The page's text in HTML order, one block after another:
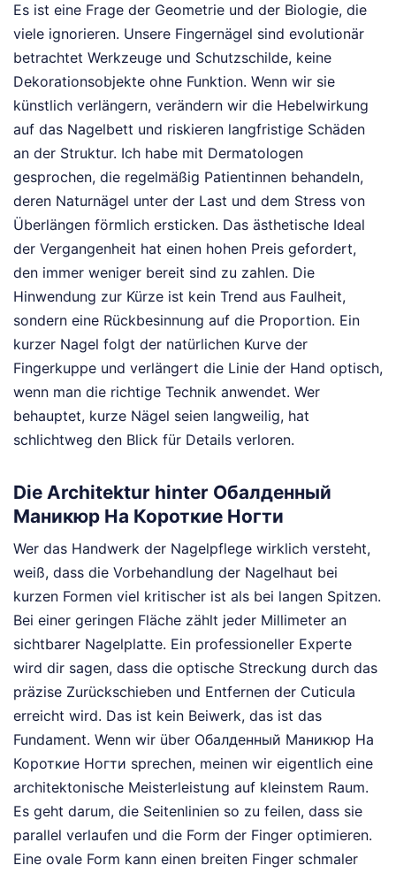
Es ist eine Frage der Geometrie und der Biologie, die
viele ignorieren. Unsere Fingernägel sind evolutionär
betrachtet Werkzeuge und Schutzschilde, keine
Dekorationsobjekte ohne Funktion. Wenn wir sie
künstlich verlängern, verändern wir die Hebelwirkung
auf das Nagelbett und riskieren langfristige Schäden
an der Struktur. Ich habe mit Dermatologen
gesprochen, die regelmäßig Patientinnen behandeln,
deren Naturnägel unter der Last und dem Stress von
Überlängen förmlich ersticken. Das ästhetische Ideal
der Vergangenheit hat einen hohen Preis gefordert,
den immer weniger bereit sind zu zahlen. Die
Hinwendung zur Kürze ist kein Trend aus Faulheit,
sondern eine Rückbesinnung auf die Proportion. Ein
kurzer Nagel folgt der natürlichen Kurve der
Fingerkuppe und verlängert die Linie der Hand optisch,
wenn man die richtige Technik anwendet. Wer
behauptet, kurze Nägel seien langweilig, hat
schlichtweg den Blick für Details verloren.
Die Architektur hinter Обалденный
Маникюр На Короткие Ногти
Wer das Handwerk der Nagelpflege wirklich versteht,
weiß, dass die Vorbehandlung der Nagelhaut bei
kurzen Formen viel kritischer ist als bei langen Spitzen.
Bei einer geringen Fläche zählt jeder Millimeter an
sichtbarer Nagelplatte. Ein professioneller Experte
wird dir sagen, dass die optische Streckung durch das
präzise Zurückschieben und Entfernen der Cuticula
erreicht wird. Das ist kein Beiwerk, das ist das
Fundament. Wenn wir über Обалденный Маникюр На
Короткие Ногти sprechen, meinen wir eigentlich eine
architektonische Meisterleistung auf kleinstem Raum.
Es geht darum, die Seitenlinien so zu feilen, dass sie
parallel verlaufen und die Form der Finger optimieren.
Eine ovale Form kann einen breiten Finger schmaler